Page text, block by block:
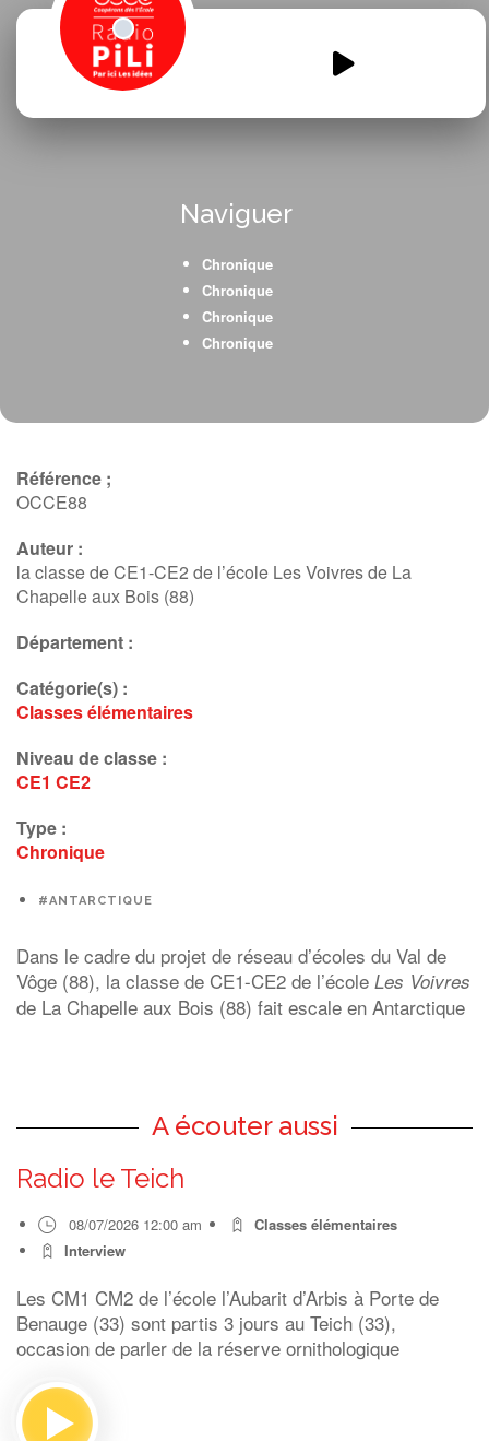
Antarctique-episode1-2.mp3
Naviguer
Chronique
Chronique
Chronique
Chronique
Référence ;
OCCE88
Auteur :
la classe de CE1-CE2 de l’école Les Voivres de La
Chapelle aux Bois (88)
Département :
Catégorie(s) :
Classes élémentaires
Niveau de classe :
CE1 CE2
Type :
Chronique
#ANTARCTIQUE
Dans le cadre du projet de réseau d’écoles du Val de
Vôge (88), la classe de CE1-CE2 de l’école Les Voivres
de La Chapelle aux Bois (88) fait escale en Antarctique
A écouter aussi
Radio le Teich
08/07/2026 12:00 am
Classes élémentaires
Interview
Les CM1 CM2 de l’école l’Aubarit d’Arbis à Porte de
Benauge (33) sont partis 3 jours au Teich (33),
occasion de parler de la réserve ornithologique